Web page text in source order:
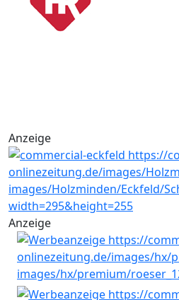
Anzeige
Anzeige